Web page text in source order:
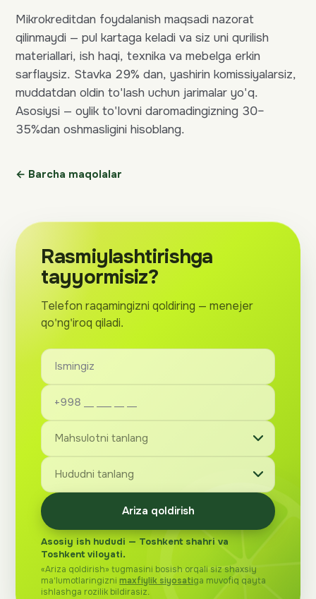
Mikrokreditdan foydalanish maqsadi nazorat
qilinmaydi — pul kartaga keladi va siz uni qurilish
materiallari, ish haqi, texnika va mebelga erkin
sarflaysiz. Stavka 29% dan, yashirin komissiyalarsiz,
muddatdan oldin to'lash uchun jarimalar yo'q.
Asosiysi — oylik to'lovni daromadingizning 30–
35%dan oshmasligini hisoblang.
← Barcha maqolalar
Rasmiylashtirishga
tayyormisiz?
Telefon raqamingizni qoldiring — menejer
qo'ng'iroq qiladi.
Ariza qoldirish
Asosiy ish hududi — Toshkent shahri va
Toshkent viloyati.
«Ariza qoldirish» tugmasini bosish orqali siz shaxsiy
ma'lumotlaringiznimaxfiylik siyosatiga muvofiq qayta
ishlashga rozilik bildirasiz.